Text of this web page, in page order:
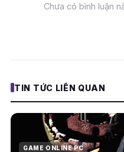
Chưa có bình luận
TIN TỨC LIÊN QUAN
GAME ONLINE PC